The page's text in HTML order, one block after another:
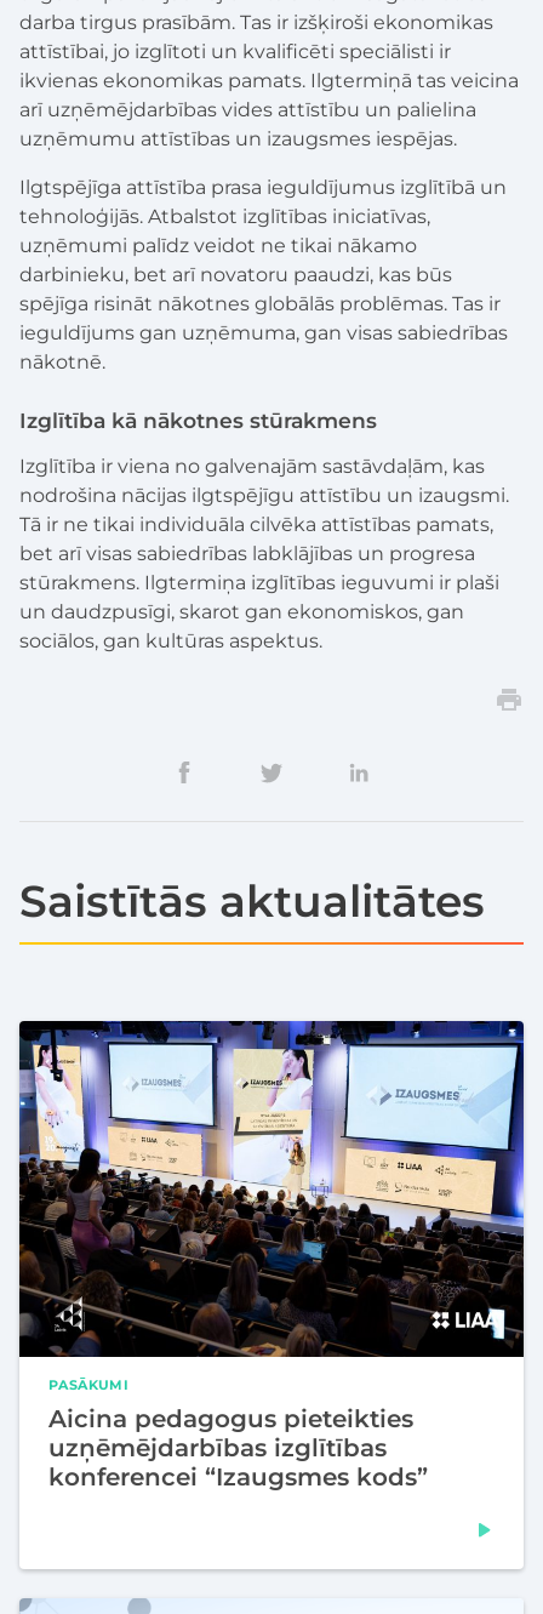
darba tirgus prasībām. Tas ir izšķiroši ekonomikas
attīstībai, jo izglītoti un kvalificēti speciālisti ir
ikvienas ekonomikas pamats. Ilgtermiņā tas veicina
arī uzņēmējdarbības vides attīstību un palielina
uzņēmumu attīstības un izaugsmes iespējas.
Ilgtspējīga attīstība prasa ieguldījumus izglītībā un
tehnoloģijās. Atbalstot izglītības iniciatīvas,
uzņēmumi palīdz veidot ne tikai nākamo
darbinieku, bet arī novatoru paaudzi, kas būs
spējīga risināt nākotnes globālās problēmas. Tas ir
ieguldījums gan uzņēmuma, gan visas sabiedrības
nākotnē.
Izglītība kā nākotnes stūrakmens
Izglītība ir viena no galvenajām sastāvdaļām, kas
nodrošina nācijas ilgtspējīgu attīstību un izaugsmi.
Tā ir ne tikai individuāla cilvēka attīstības pamats,
bet arī visas sabiedrības labklājības un progresa
stūrakmens. Ilgtermiņa izglītības ieguvumi ir plaši
un daudzpusīgi, skarot gan ekonomiskos, gan
sociālos, gan kultūras aspektus.
Saistītās aktualitātes
PASĀKUMI
Aicina pedagogus pieteikties
uzņēmējdarbības izglītības
konferencei “Izaugsmes kods”